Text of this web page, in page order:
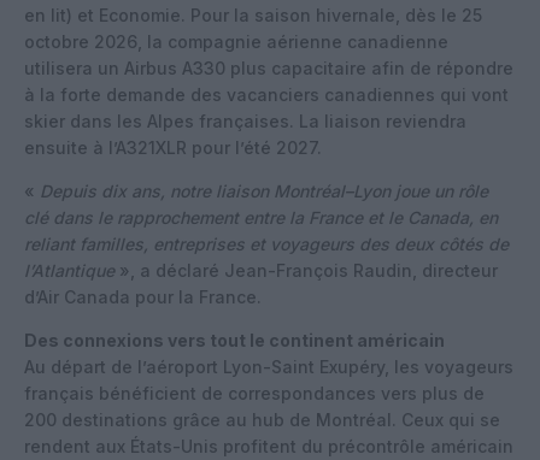
en lit) et Economie. Pour la saison hivernale, dès le 25
octobre 2026, la compagnie aérienne canadienne
utilisera un Airbus A330 plus capacitaire afin de répondre
à la forte demande des vacanciers canadiennes qui vont
skier dans les Alpes françaises. La liaison reviendra
ensuite à l’A321XLR pour l’été 2027.
« Depuis dix ans, notre liaison Montréal–Lyon joue un rôle
clé dans le rapprochement entre la France et le Canada, en
reliant familles, entreprises et voyageurs des deux côtés de
l’Atlantique », a déclaré Jean-François Raudin, directeur
d’Air Canada pour la France.
Des connexions vers tout le continent américain
Au départ de l’aéroport Lyon-Saint Exupéry, les voyageurs
français bénéficient de correspondances vers plus de
200 destinations grâce au hub de Montréal. Ceux qui se
rendent aux États-Unis profitent du précontrôle américain